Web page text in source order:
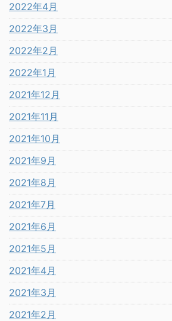
2022年4月
2022年3月
2022年2月
2022年1月
2021年12月
2021年11月
2021年10月
2021年9月
2021年8月
2021年7月
2021年6月
2021年5月
2021年4月
2021年3月
2021年2月